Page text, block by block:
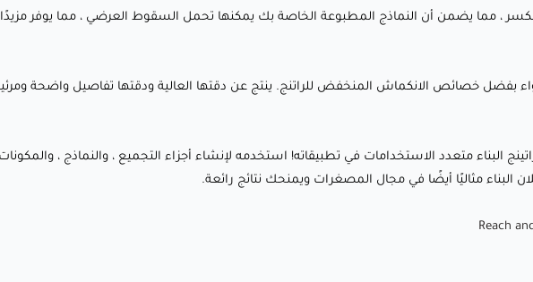
الطباعة مثل الحفر والتنصيب دون المساس بالسلامة الهيكلية.
المعقدة والتطبيقات الصناعية.
✅ قوة ميكانيكية : يضمن المتانة والموثوقية للأجزاء الوظيفية
بفضل خصائص الانكماش المنخفض للراتنج. ينتج عن دقتها العالية ودقتها تفاصيل واضحة
البناء متعدد الاستخدامات في تطبيقاته! استخدمه لإنشاء أجزاء التجميع ، والنماذج ،
البناء مثاليًا أيضًا في مجال المصغرات ويمنحك نتائج رائعة.
Reach